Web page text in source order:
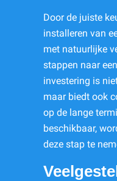
Door de juiste
installeren van
met natuurlijke
stappen naar
investering is
maar biedt ook
op de lange
beschikbaar,
deze stap te